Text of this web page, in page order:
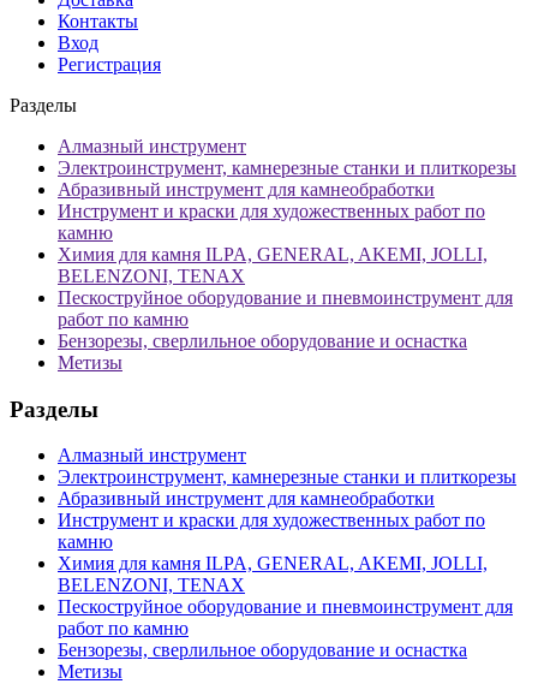
Контакты
Вход
Регистрация
Разделы
Алмазный инструмент
Электроинструмент, камнерезные станки и плиткорезы
Абразивный инструмент для камнеобработки
Инструмент и краски для художественных работ по
камню
Химия для камня ILPA, GENERAL, AKEMI, JOLLI,
BELENZONI, TENAX
Пескоструйное оборудование и пневмоинструмент для
работ по камню
Бензорезы, сверлильное оборудование и оснастка
Метизы
Разделы
Алмазный инструмент
Электроинструмент, камнерезные станки и плиткорезы
Абразивный инструмент для камнеобработки
Инструмент и краски для художественных работ по
камню
Химия для камня ILPA, GENERAL, AKEMI, JOLLI,
BELENZONI, TENAX
Пескоструйное оборудование и пневмоинструмент для
работ по камню
Бензорезы, сверлильное оборудование и оснастка
Метизы